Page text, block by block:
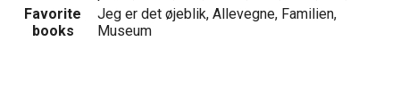
Favorite
books
Jeg er det øjeblik, Allevegne, Familien,
Museum